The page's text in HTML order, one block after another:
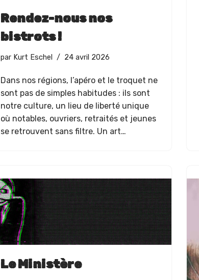
Rendez-nous nos
bistrots !
par Kurt Eschel 24 avril 2026
Dans nos régions, l’apéro et le tro­quet ne
sont pas de sim­ples habi­tudes : ils sont
notre cul­ture, un lieu de lib­erté unique
où nota­bles, ouvri­ers, retraités et jeunes
se retrou­vent sans fil­tre. Un art…
Le Ministère